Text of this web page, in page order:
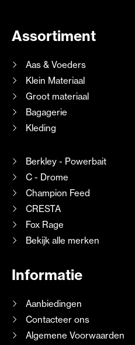
Assortiment
Aas & Voeders
Klein Materiaal
Groot materiaal
Bagagerie
Kleding
Berkley - Powerbait
C - Drome
Champion Feed
CRESTA
Fox Rage
Bekijk alle merken
Informatie
Aanbiedingen
Contacteer ons
Algemene Voorwaarden